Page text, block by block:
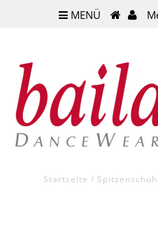
MENÜ
Startseite /